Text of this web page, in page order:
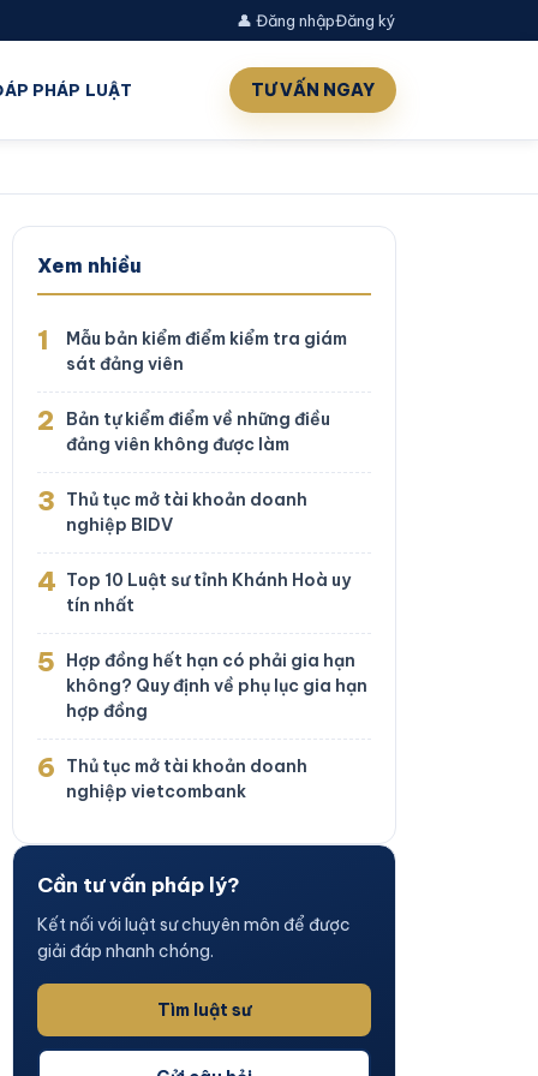
👤 Đăng nhậpĐăng ký
PHÁP LUẬT TƯ VẤN NGAY
Xem nhiều
1
Mẫu bản kiểm điểm kiểm tra giám
sát đảng viên
2
Bản tự kiểm điểm về những điều
đảng viên không được làm
3
Thủ tục mở tài khoản doanh
nghiệp BIDV
4 Top 10 Luật sư tỉnh Khánh Hoà uy
tín nhất
5
Hợp đồng hết hạn có phải gia hạn
không? Quy định về phụ lục gia hạn
hợp đồng
6
Thủ tục mở tài khoản doanh
nghiệp vietcombank
Cần tư vấn pháp lý?
Kết nối với luật sư chuyên môn để được
giải đáp nhanh chóng.
Tìm luật sư